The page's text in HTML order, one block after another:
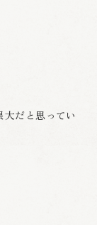
だと思ってい